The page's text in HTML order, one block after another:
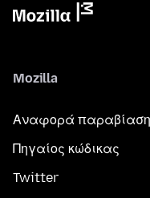
Mozilla
Αναφορά
Πηγαίος κώδικας
Twitter